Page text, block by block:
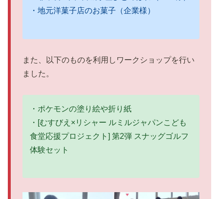
・地元洋菓子店のお菓子（企業様）
また、以下のものを利用しワークショップを行い
ました。
・ポケモンの塗り絵や折り紙
・[むすびえ×リシャー ルミルジャパンこども
食堂応援プロジェクト] 第2弾 スナッグゴルフ
体験セット